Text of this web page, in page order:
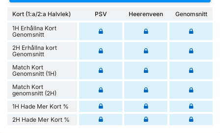
Kort (1:a/2:a Halvlek) PSV Heerenveen
Genomsnitt
1H Erhållna Kort
Genomsnitt
2H Erhållna kort
Genomsnitt
Match Kort
Genomsnitt (1H)
Match Kort
genomsnitt (2H)
1H Hade Mer Kort %
2H Hade Mer Kort %